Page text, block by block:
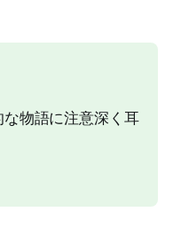
物語に注意深く耳